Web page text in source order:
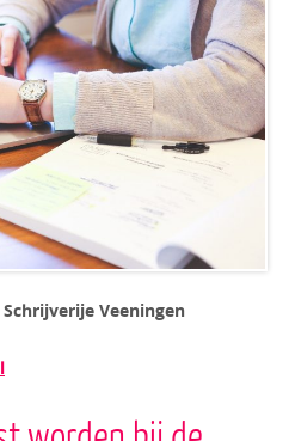
Veeningen